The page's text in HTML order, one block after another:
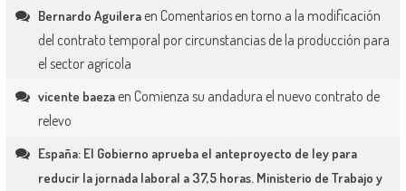
Bernardo Aguileraen Comentarios en torno a la modificación
del contrato temporal por circunstancias de la producción para
el sector agrícola
vicente baezaen Comienza su andadura el nuevo contrato de
relevo
España: El Gobierno aprueba el anteproyecto de ley para
reducir la jornada laboral a 37,5 horas. Ministerio de Trabajo y